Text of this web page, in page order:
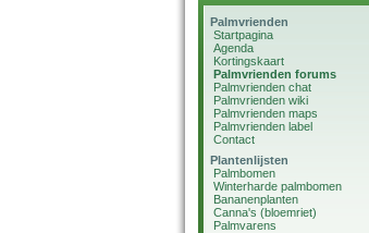
Palmvrienden
Startpagina
Agenda
Kortingskaart
Palmvrienden forums
Palmvrienden chat
Palmvrienden wiki
Palmvrienden maps
Palmvrienden label
Contact
Plantenlijsten
Palmbomen
Winterharde palmbomen
Bananenplanten
Canna's (bloemriet)
Palmvarens